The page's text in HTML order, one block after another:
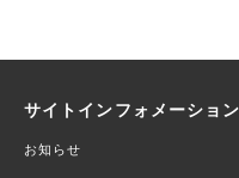
サイトインフォメーション
お知らせ